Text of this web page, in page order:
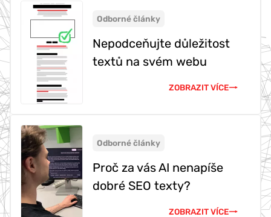
Nepodceňujte důležitost
textů na svém webu
Odborné články
ZOBRAZIT VÍCE
Proč za vás AI nenapíše
dobré SEO texty?
Odborné články
ZOBRAZIT VÍCE